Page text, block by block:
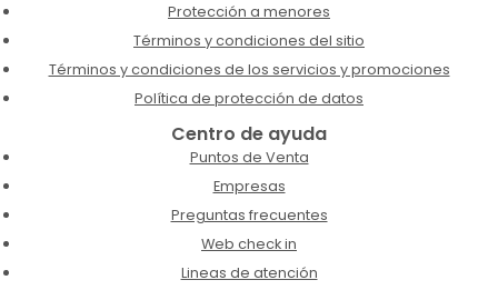
Protección a menores
Términos y condiciones del sitio
Términos y condiciones de los servicios y promociones
Política de protección de datos
Centro de ayuda
Puntos de Venta
Empresas
Preguntas frecuentes
Web check in
Lineas de atención